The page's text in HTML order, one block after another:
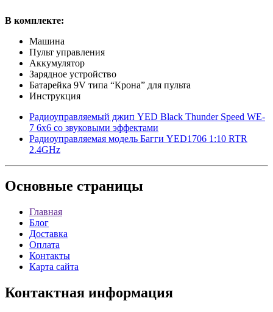
В комплекте:
Машина
Пульт управления
Аккумулятор
Зарядное устройство
Батарейка 9V типа “Крона” для пульта
Инструкция
Радиоуправляемый джип YED Black Thunder Speed WE-
7 6х6 со звуковыми эффектами
Радиоуправляемая модель Багги YED1706 1:10 RTR
2.4GHz
Основные страницы
Главная
Блог
Доставка
Оплата
Контакты
Карта сайта
Контактная информация